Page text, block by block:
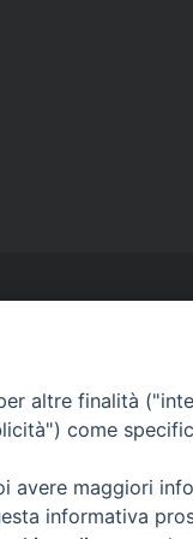
- tel 334 5716127
n 1 La
altre finalità
come
avere maggiori
informativa